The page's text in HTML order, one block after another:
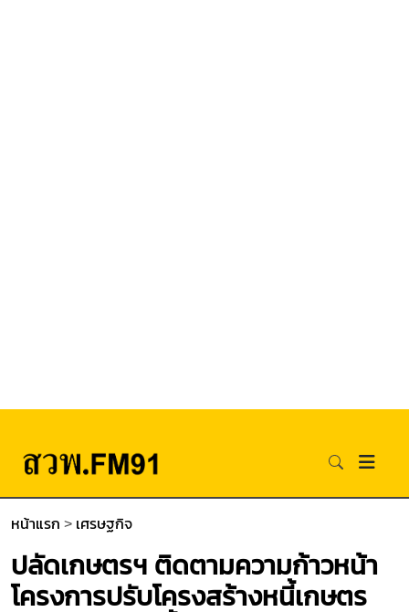
หน้าแรก > เศรษฐกิจ
ปลัดเกษตรฯ ติดตามความก้าวหน้า
โครงการปรับโครงสร้างหนี้เกษตร